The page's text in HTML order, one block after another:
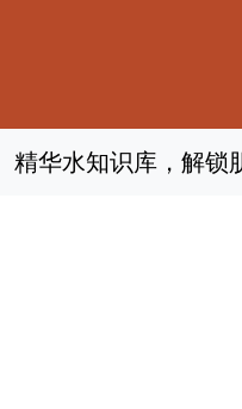
精华水知识库，解锁